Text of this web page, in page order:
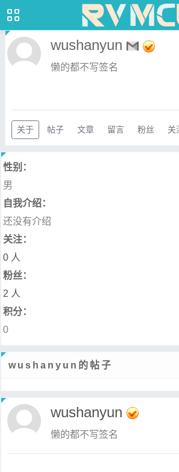
wushanyun
懒的都不写签名
关于 帖子 文章 留言 粉丝 关
性别：
男
自我介绍：
还没有介绍
关注：
0 人
粉丝：
2 人
积分：
0
wushanyun的帖子
wushanyun
懒的都不写签名